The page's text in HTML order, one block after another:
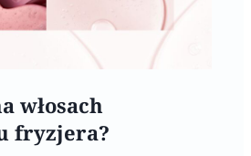
włosach
fryzjera?